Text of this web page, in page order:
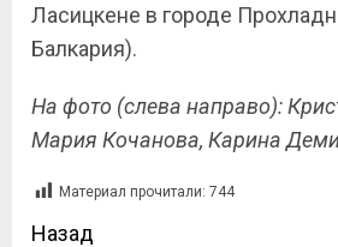
Ласицкене в городе
Балкария).
На фото (слева направо):
Мария Кочанова, Карина
Материал прочитали: 744
Назад